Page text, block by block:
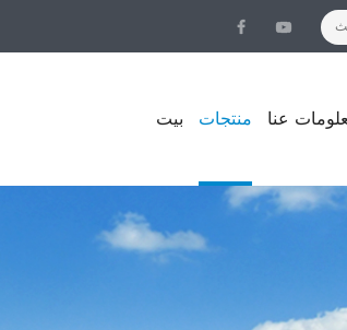
بيت منتجات عنا